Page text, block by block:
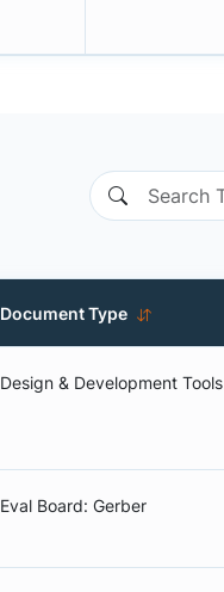
Document Type
Design & Development Tools
Eval Board: Gerber